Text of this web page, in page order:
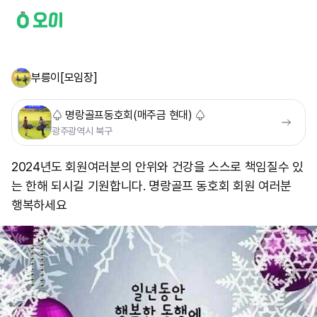
부릉이[모임장]
♤ 명랑골프동호회(매주금 현대) ♤
광주광역시 북구
2024년도 회원여러분의 안위와 건강을 스스로 책임질수 있
는 한해 되시길 기원합니다. 명랑골프 동호회 회원 여러분
행복하세요